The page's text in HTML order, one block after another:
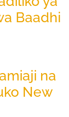
Baadhi
na
New